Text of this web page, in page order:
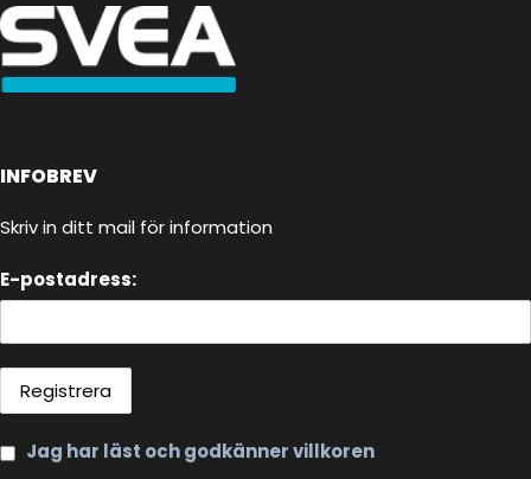
INFOBREV
Skriv in ditt mail för information
E-postadress:
Jag har läst och godkänner villkoren